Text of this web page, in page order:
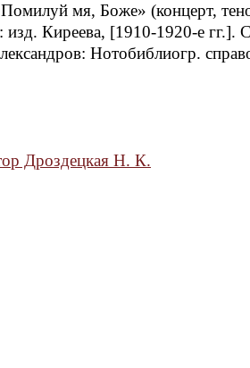
мя, Боже» (концерт,
Киреева, [1910-1920-е гг.].
Нотобиблиогр.
Н. К.